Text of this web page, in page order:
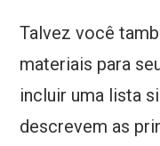
Talvez você
materiais para
incluir uma lista
descrevem as